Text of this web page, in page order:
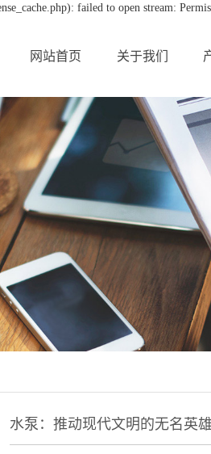
failed to open stream:
网站首页 关于我们
水泵：推动现代文明的无名英雄